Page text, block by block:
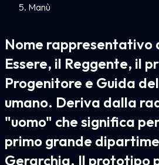
Manù
Nome rappresentativo
Essere, il Reggente, il
Progenitore e Guida
umano. Deriva dalla
"uomo" che significa
primo grande
Gerarchia. Il prototipo